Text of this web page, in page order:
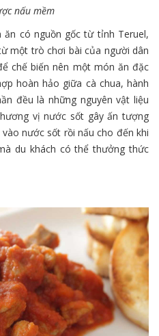
nấu mềm
ăn có nguồn gốc từ tỉnh Teruel,
một trò chơi bài của người dân
chế biến nên một món ăn đặc
hoàn hảo giữa cà chua, hành
đều là những nguyên vật liệu
vị nước sốt gây ấn tượng
nước sốt rồi nấu cho đến khi
du khách có thể thưởng thức